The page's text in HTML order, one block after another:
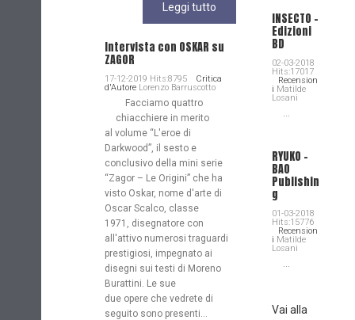
Leggi tutto
Intervista con OSKAR su
ZAGOR
17-12-2019 Hits:8795
Critica
d'AutoreLorenzo Barruscotto
Facciamo quattro
chiacchiere in merito
al volume “L'eroe di
Darkwood”, il sesto e
conclusivo della mini serie
“Zagor – Le Origini” che ha
visto Oskar, nome d'arte di
Oscar Scalco, classe
1971, disegnatore con
all'attivo numerosi traguardi
prestigiosi, impegnato ai
disegni sui testi di Moreno
Burattini. Le sue
due opere che vedrete di
seguito sono presenti...
INSECTO -
Edizioni
BD
02-03-2018
Hits:17017
Recension
i Matilde
Losani
...
RYUKO -
BAO
Publishin
g
01-03-2018
Hits:15776
Recension
i Matilde
Losani
...
Vai alla